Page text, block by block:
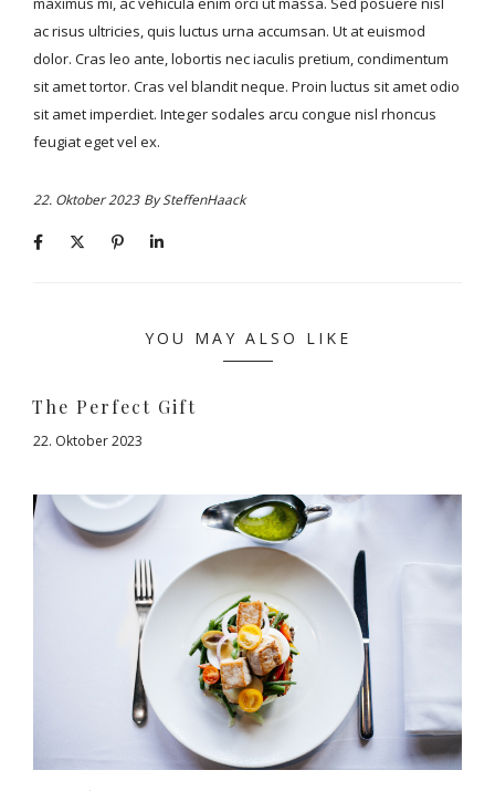
ac risus ultricies, quis luctus urna accumsan. Ut at euismod
dolor. Cras leo ante, lobortis nec iaculis pretium, condimentum
sit amet tortor. Cras vel blandit neque. Proin luctus sit amet odio
sit amet imperdiet. Integer sodales arcu congue nisl rhoncus
feugiat eget vel ex.
22. Oktober 2023 BySteffenHaack
YOU MAY ALSO LIKE
The Perfect Gift
22. Oktober 2023